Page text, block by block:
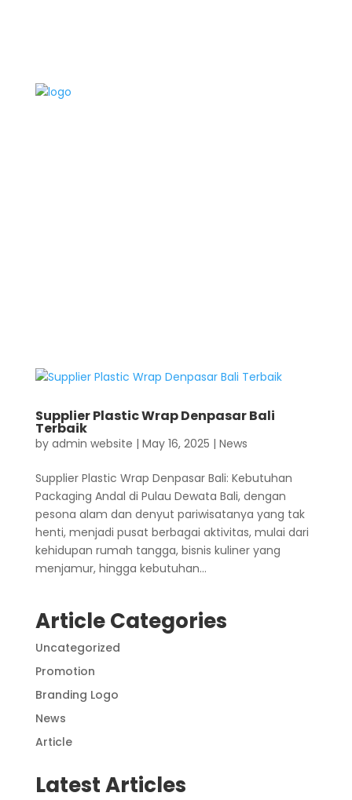
Supplier Plastic Wrap Denpasar Bali
Terbaik
by admin website | May 16, 2025 | News
Supplier Plastic Wrap Denpasar Bali: Kebutuhan
Packaging Andal di Pulau Dewata Bali, dengan
pesona alam dan denyut pariwisatanya yang tak
henti, menjadi pusat berbagai aktivitas, mulai dari
kehidupan rumah tangga, bisnis kuliner yang
menjamur, hingga kebutuhan...
Article Categories
Uncategorized
Promotion
Branding Logo
News
Article
Latest Articles